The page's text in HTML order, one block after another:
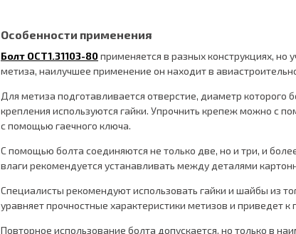
Особенности применения
Болт ОСТ1.31103-80применяется в разных конструкциях, но
метиза, наилучшее применение он находит в
Для метиза подготавливается отверстие, диаметр
крепления используются гайки. Упрочнить крепеж можно с
с помощью гаечного ключа.
С помощью болта соединяются не только две, но и три, и
влаги рекомендуется устанавливать между деталями
Специалисты рекомендуют использовать гайки и шайбы из
уравняет прочностные характеристики метизов и приведет
Повторное использование болта допускается, но только в